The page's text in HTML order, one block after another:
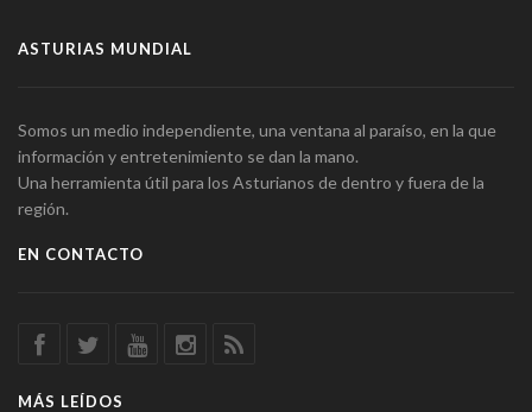
ASTURIAS MUNDIAL
Somos un medio independiente, una ventana al paraíso, en la que
información y entretenimiento se dan la mano.
Una herramienta útil para los Asturianos de dentro y fuera de la
región.
EN CONTACTO
MÁS LEÍDOS